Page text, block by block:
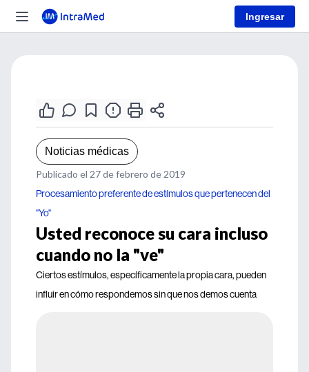
Ingresar
Noticias médicas
Publicado el 27 de febrero de 2019
Procesamiento preferente de estímulos que pertenecen del
"Yo"
Usted reconoce su cara incluso
cuando no la "ve"
Ciertos estímulos, específicamente la propia cara, pueden
influir en cómo respondemos sin que nos demos cuenta